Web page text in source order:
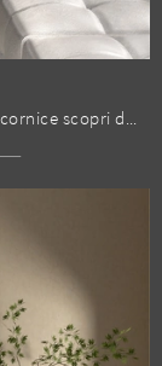
Se vuoi Complementi design e specchi senza cornice scopri di più sul modello Specchio Anubi del marchio Stones.